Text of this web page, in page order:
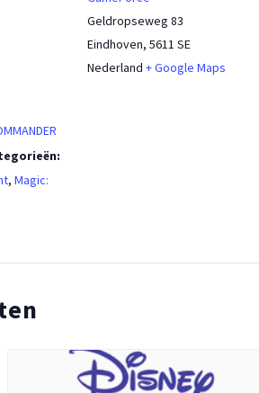
, Magic:
Geldropseweg 83
Eindhoven, 5611 SE
Nederland + Google Maps